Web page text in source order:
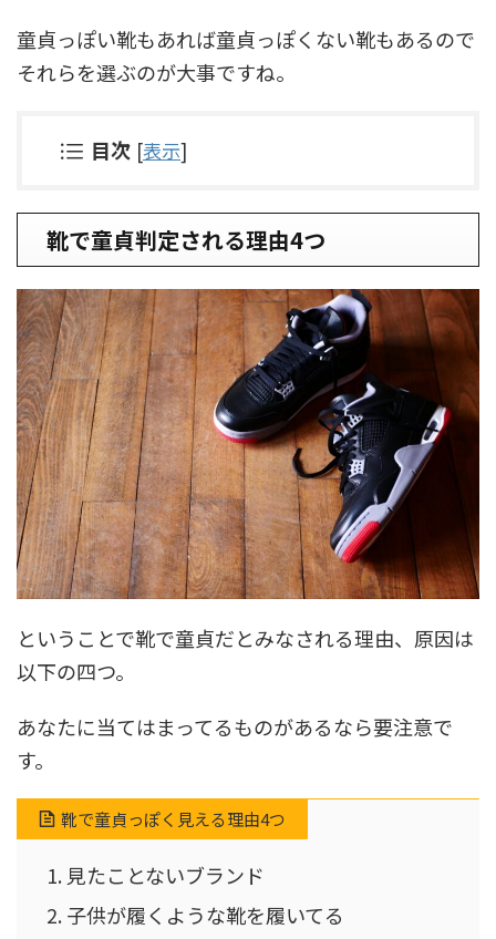
童貞っぽい靴もあれば童貞っぽくない靴もあるので
それらを選ぶのが大事ですね。
目次 [表示]
靴で童貞判定される理由4つ
ということで靴で童貞だとみなされる理由、原因は
以下の四つ。
あなたに当てはまってるものがあるなら要注意で
す。
靴で童貞っぽく見える理由4つ
見たことないブランド
子供が履くような靴を履いてる